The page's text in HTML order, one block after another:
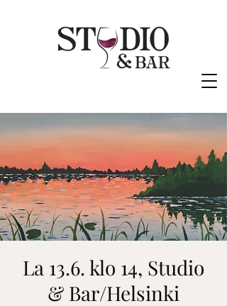
La 13.6. klo 14, Studio
& Bar/Helsinki